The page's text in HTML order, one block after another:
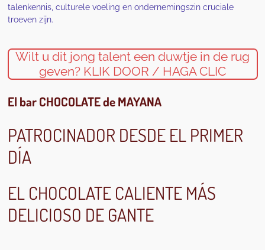
talenkennis, culturele voeling en ondernemingszin cruciale
troeven zijn.
Wilt u dit jong talent een duwtje in de rug
geven? KLIK DOOR / HAGA CLIC
El bar CHOCOLATE de MAYANA
PATROCINADOR DESDE EL PRIMER
DÍA
EL CHOCOLATE CALIENTE MÁS
DELICIOSO DE GANTE